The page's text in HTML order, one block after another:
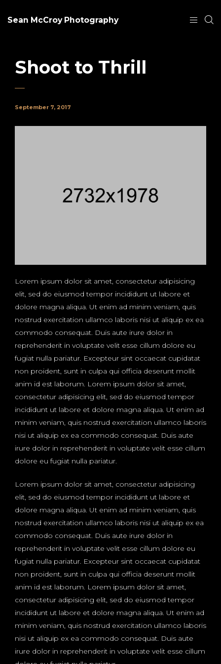
Sean McCroy Photography
Shoot to Thrill
September 7, 2017
Lorem ipsum dolor sit amet, consectetur adipisicing
elit, sed do eiusmod tempor incididunt ut labore et
dolore magna aliqua. Ut enim ad minim veniam, quis
nostrud exercitation ullamco laboris nisi ut aliquip ex ea
commodo consequat. Duis aute irure dolor in
reprehenderit in voluptate velit esse cillum dolore eu
fugiat nulla pariatur. Excepteur sint occaecat cupidatat
non proident, sunt in culpa qui officia deserunt mollit
anim id est laborum. Lorem ipsum dolor sit amet,
consectetur adipisicing elit, sed do eiusmod tempor
incididunt ut labore et dolore magna aliqua. Ut enim ad
minim veniam, quis nostrud exercitation ullamco laboris
nisi ut aliquip ex ea commodo consequat. Duis aute
irure dolor in reprehenderit in voluptate velit esse cillum
dolore eu fugiat nulla pariatur.
Lorem ipsum dolor sit amet, consectetur adipisicing
elit, sed do eiusmod tempor incididunt ut labore et
dolore magna aliqua. Ut enim ad minim veniam, quis
nostrud exercitation ullamco laboris nisi ut aliquip ex ea
commodo consequat. Duis aute irure dolor in
reprehenderit in voluptate velit esse cillum dolore eu
fugiat nulla pariatur. Excepteur sint occaecat cupidatat
non proident, sunt in culpa qui officia deserunt mollit
anim id est laborum. Lorem ipsum dolor sit amet,
consectetur adipisicing elit, sed do eiusmod tempor
incididunt ut labore et dolore magna aliqua. Ut enim ad
minim veniam, quis nostrud exercitation ullamco laboris
nisi ut aliquip ex ea commodo consequat. Duis aute
irure dolor in reprehenderit in voluptate velit esse cillum